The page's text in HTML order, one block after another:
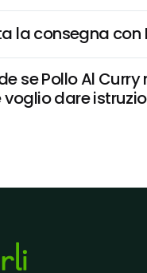
la consegna con
se Pollo Al Curry
voglio dare